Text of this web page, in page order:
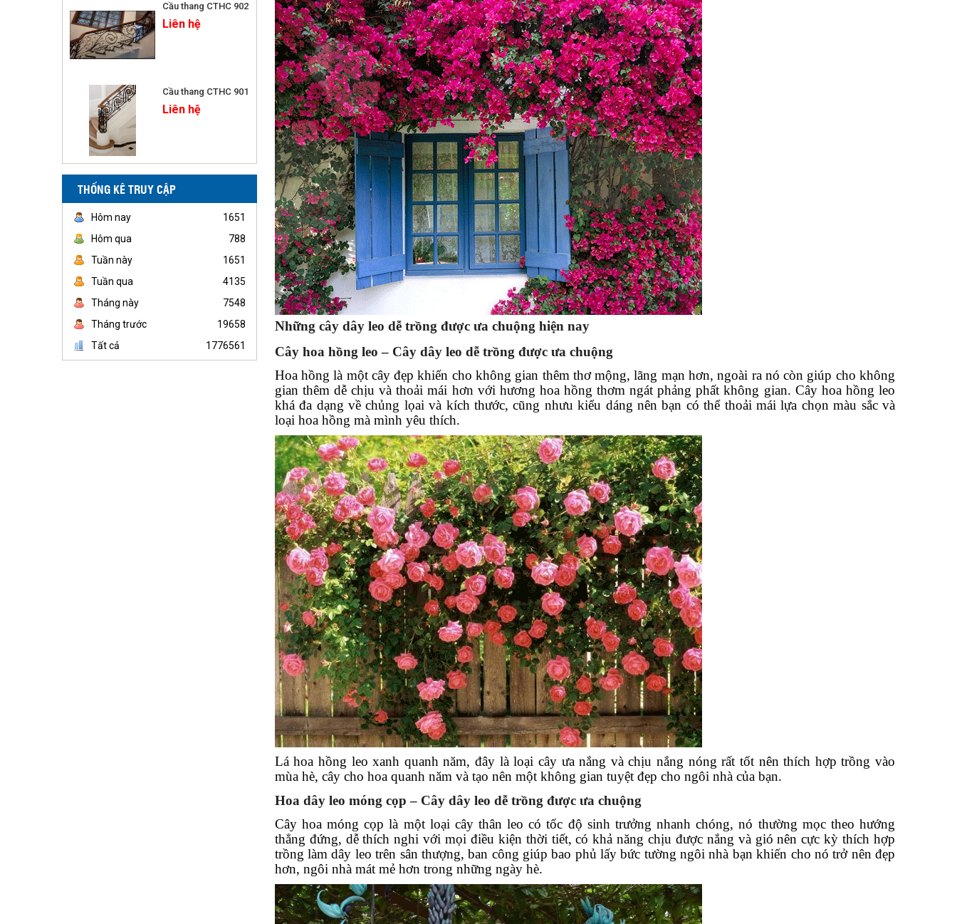
Cầu thang CTHC 902
Liên hệ
Cầu thang CTHC 901
Liên hệ
THỐNG KÊ TRUY CẬP
Hôm nay
1651
Hôm qua
788
Tuần này
1651
Tuần qua
4135
Tháng này
7548
Tháng trước
19658
Tất cả
1776561
Những cây dây leo dễ trồng được ưa chuộng hiện nay
Cây hoa hồng leo – Cây dây leo dễ trồng được ưa chuộng
Hoa hồng là một cây đẹp khiến cho không gian thêm thơ mộng, lãng mạn hơn, ngoài ra nó còn giúp cho không
gian thêm dễ chịu và thoải mái hơn với hương hoa hồng thơm ngát phảng phất không gian. Cây hoa hồng leo
khá đa dạng về chủng lọai và kích thước, cũng nhưu kiểu dáng nên bạn có thể thoải mái lựa chọn màu sắc và
loại hoa hồng mà mình yêu thích.
Lá hoa hồng leo xanh quanh năm, đây là loại cây ưa nắng và chịu nắng nóng rất tốt nên thích hợp trồng vào
mùa hè, cây cho hoa quanh năm và tạo nên một không gian tuyệt đẹp cho ngôi nhà của bạn.
Hoa dây leo móng cọp – Cây dây leo dễ trồng được ưa chuộng
Cây hoa móng cọp là một loại cây thân leo có tốc độ sinh trưởng nhanh chóng, nó thường mọc theo hướng
thẳng đứng, dễ thích nghi với mọi điều kiện thời tiết, có khả năng chịu được nắng và gió nên cực kỳ thích hợp
trồng làm dây leo trên sân thượng, ban công giúp bao phủ lấy bức tường ngôi nhà bạn khiến cho nó trở nên đẹp
hơn, ngôi nhà mát mẻ hơn trong những ngày hè.